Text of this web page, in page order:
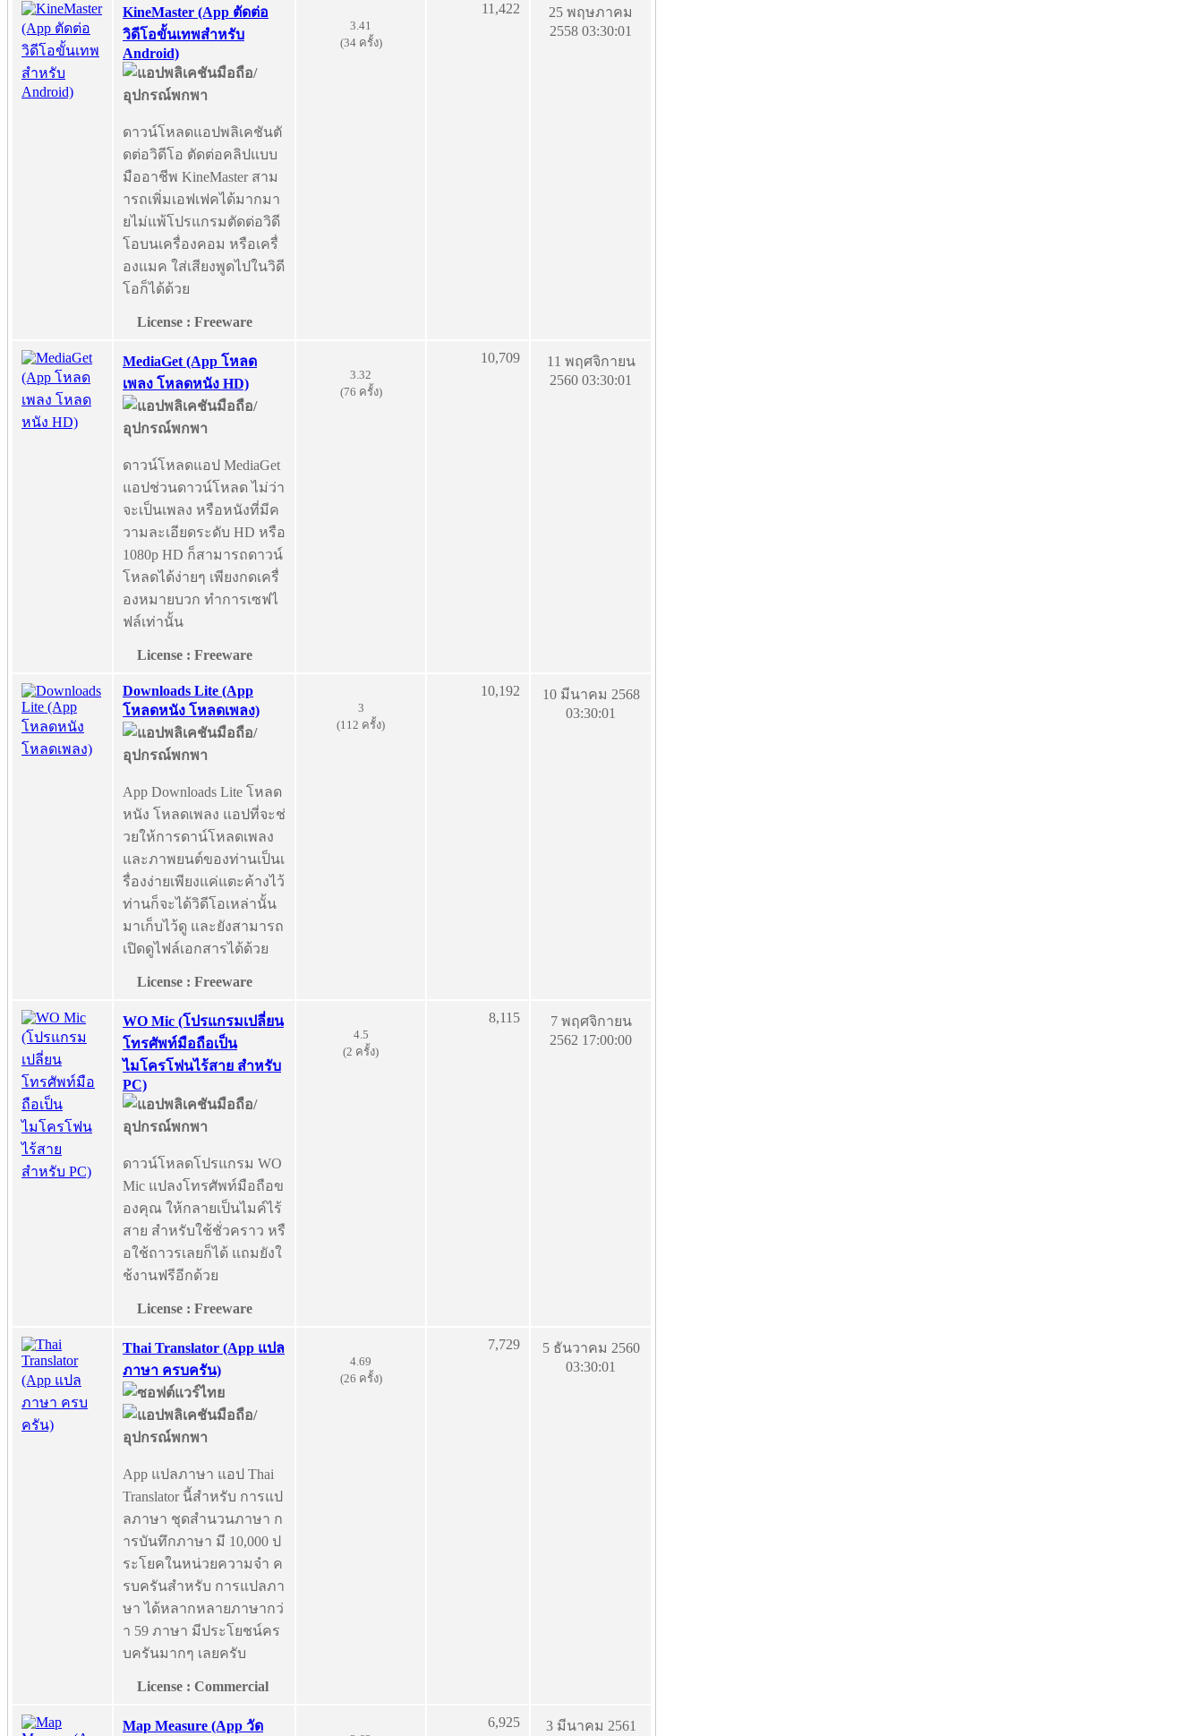
KineMaster (App ตัดต่อ
วิดีโอขั้นเทพสำหรับ
Android)
ดาวน์โหลดแอปพลิเคชันตั
ดต่อวิดีโอ ตัดต่อคลิปแบบ
มืออาชีพ KineMaster สาม
ารถเพิ่มเอฟเฟคได้มากมา
ยไม่แพ้โปรแกรมตัดต่อวิดี
โอบนเครื่องคอม หรือเครื่
องแมค ใส่เสียงพูดไปในวิดี
โอก็ได้ด้วย
License : Freeware
3.41
(34 ครั้ง)
11,422
25 พฤษภาคม
2558 03:30:01
MediaGet (App โหลด
เพลง โหลดหนัง HD)
ดาวน์โหลดแอป MediaGet
แอปช่วนดาวน์โหลด ไม่ว่า
จะเป็นเพลง หรือหนังที่มีค
วามละเอียดระดับ HD หรือ
1080p HD ก็สามารถดาวน์
โหลดได้ง่ายๆ เพียงกดเครื่
องหมายบวก ทำการเซฟไ
ฟล์เท่านั้น
License : Freeware
3.32
(76 ครั้ง)
10,709
11 พฤศจิกายน
2560 03:30:01
Downloads Lite (App
โหลดหนัง โหลดเพลง)
App Downloads Lite โหลด
หนัง โหลดเพลง แอปที่จะช่
วยให้การดาน์โหลดเพลง
และภาพยนต์ของท่านเป็นเ
รื่องง่ายเพียงแค่แตะค้างไว้
ท่านก็จะได้วิดีโอเหล่านั้น
มาเก็บไว้ดู และยังสามารถ
เปิดดูไฟล์เอกสารได้ด้วย
License : Freeware
3
(112 ครั้ง)
10,192
10 มีนาคม 2568
03:30:01
WO Mic (โปรแกรมเปลี่ยน
โทรศัพท์มือถือเป็น
ไมโครโฟนไร้สาย สำหรับ
PC)
ดาวน์โหลดโปรแกรม WO
Mic แปลงโทรศัพท์มือถือข
องคุณ ให้กลายเป็นไมค์ไร้
สาย สำหรับใช้ชั่วคราว หรื
อใช้ถาวรเลยก็ได้ แถมยังใ
ช้งานฟรีอีกด้วย
License : Freeware
4.5
(2 ครั้ง)
8,115
7 พฤศจิกายน
2562 17:00:00
Thai Translator (App แปล
ภาษา ครบครัน)
App แปลภาษา แอป Thai
Translator นี้สำหรับ การแป
ลภาษา ชุดสำนวนภาษา ก
ารบันทึกภาษา มี 10,000 ป
ระโยคในหน่วยความจำ ค
รบครันสำหรับ การแปลภา
ษา ได้หลากหลายภาษากว่
า 59 ภาษา มีประโยชน์คร
บครันมากๆ เลยครับ
License : Commercial
4.69
(26 ครั้ง)
7,729
5 ธันวาคม 2560
03:30:01
Map Measure (App วัด 6,925 3 มีนาคม 2561